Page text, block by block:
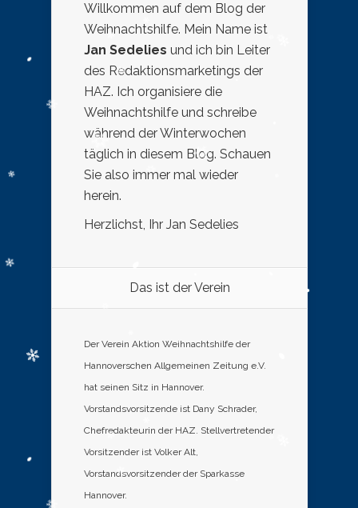
Willkommen auf dem Blog der
Weihnachtshilfe. Mein Name ist
Jan Sedelies und ich bin Leiter
des Redaktionsmarketings der
HAZ. Ich organisiere die
Weihnachtshilfe und schreibe
während der Winterwochen
täglich in diesem Blog. Schauen
Sie also immer mal wieder
herein.
Herzlichst, Ihr Jan Sedelies
Das ist der Verein
Der Verein Aktion Weihnachtshilfe der
Hannoverschen Allgemeinen Zeitung e.V.
hat seinen Sitz in Hannover.
Vorstandsvorsitzende ist Dany Schrader,
Chefredakteurin der HAZ. Stellvertretender
Vorsitzender ist Volker Alt,
Vorstandsvorsitzender der Sparkasse
Hannover.